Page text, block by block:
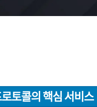
토콜의 핵심 서비스